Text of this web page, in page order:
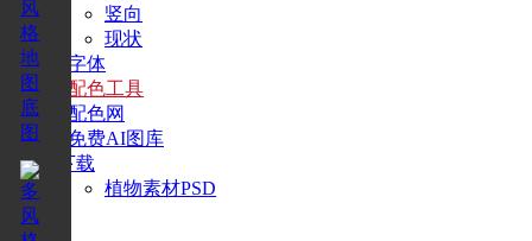
竖向
现状
+字体
+配色工具
+配色网
+免费AI图库
下载
植物素材PSD
搜索